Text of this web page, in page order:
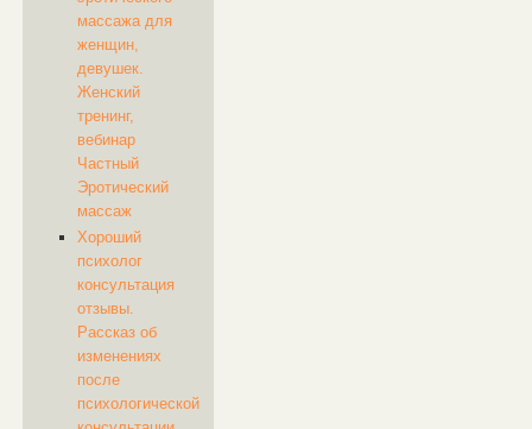
массажа для
женщин,
девушек.
Женский
тренинг,
вебинар
Частный
Эротический
массаж
Хороший
психолог
консультация
отзывы.
Рассказ об
изменениях
после
психологической